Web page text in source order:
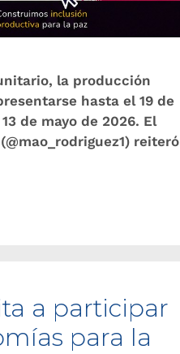
la producción
hasta el 19 de
de mayo de 2026. El
reiteró
a participar
para la